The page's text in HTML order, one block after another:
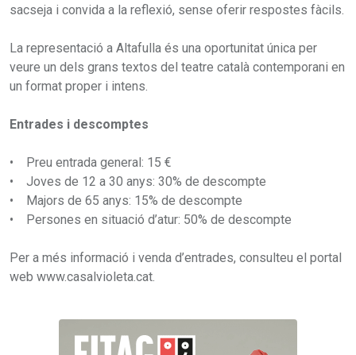
sacseja i convida a la reflexió, sense oferir respostes fàcils.
La representació a Altafulla és una oportunitat única per
veure un dels grans textos del teatre català contemporani en
un format proper i intens.
Entrades i descomptes
• Preu entrada general: 15 €
• Joves de 12 a 30 anys: 30% de descompte
• Majors de 65 anys: 15% de descompte
• Persones en situació d’atur: 50% de descompte
Per a més informació i venda d’entrades, consulteu el portal
web www.casalvioleta.cat.